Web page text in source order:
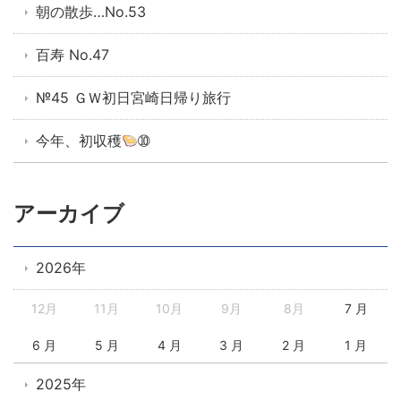
朝の散歩…No.53
百寿 No.47
№45 ＧＷ初日宮崎日帰り旅行
今年、初収穫 ➉
アーカイブ
2026年
12月 11月 10月 9月 8月 7 月
6 月 5 月 4 月 3 月 2 月 1 月
2025年